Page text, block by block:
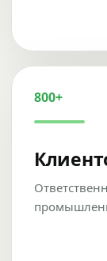
800+